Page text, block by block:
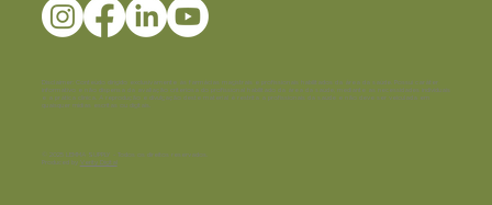
Disclaimer:
Conteúdo dirigido exclusivamente às farmácias magistrais e profissionais habilitados da área da saúde. Possui caráter
informativo e não dispensa da avaliação criteriosa do profissional habilitado da área da saúde, mediante as necessidades individuais
e a prática clínica. A reprodução e divulgação deste material é restrita a profissionais da saúde e não deve ser veiculada em
quaisquer mídias escritas ou digitais.
© 2025 LEMMA SUPPLY - Todos os direitos reservados.
Produced by
Verity Digital